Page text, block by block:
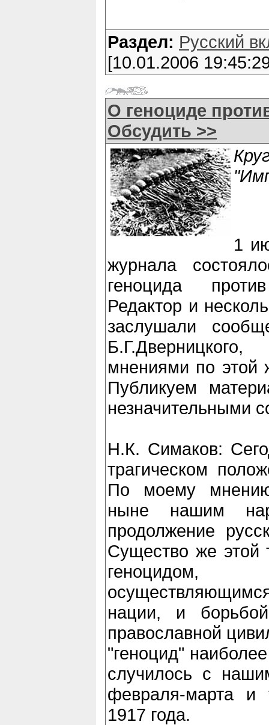
Раздел: Русский
[10.01.2006
О геноциде
Обсудить >>
1
журнала
геноцида
Редактор и
заслушали
мнениями по этой
Публикуем
незначительными
Н.К. Симаков:
трагическом
По моему
ныне нашим
продолжение
Существо же этой
геноцидом,
нации, и
православной
"геноцид"
случилось с
февраля-марта и
1917 года.